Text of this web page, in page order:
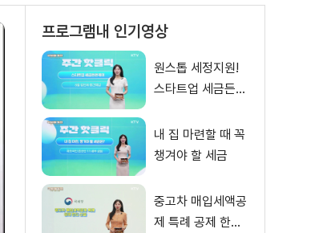
프로그램내 인기영상
원스톱 세정지원!
스타트업 세금든든
내 집 마련할 때 꼭
챙겨야 할 세금
중고차 매입세액공
제 특례 공제 한도